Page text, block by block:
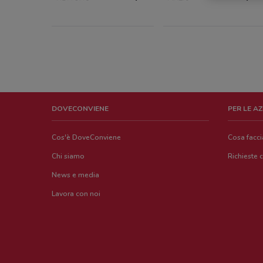
DOVECONVIENE
Cos'è DoveConviene
Chi siamo
News e media
Lavora con noi
PER LE
Cosa
Richieste